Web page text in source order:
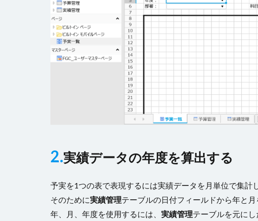
2.実績データの年度を算出する
予実を1つの表で表現するには実績データを月単位で集計
そのために実績管理テーブルの日付フィールドから年と
年、月、年度を使用するには、 実績管理テーブルを元にし